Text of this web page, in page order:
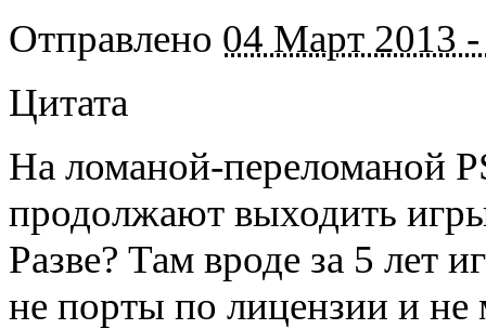
Отправлено 04 Март 2013
Цитата
На ломаной-переломаной
продолжают выходить
Разве? Там вроде за 5 лет
не порты по лицензии и не